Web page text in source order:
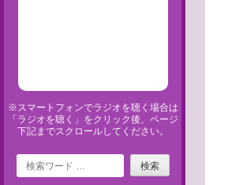
※スマートフォンでラジオを聴く場合は
「ラジオを聴く」をクリック後、ページ
下記までスクロールしてください。
Search